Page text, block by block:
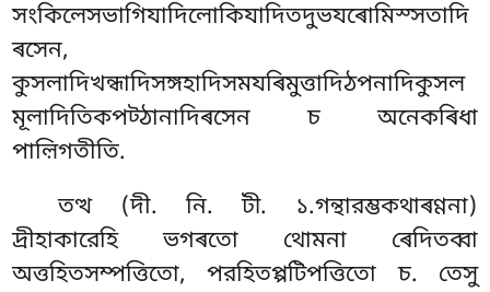
সংকিলেসভাগিযাদিলোকিযাদিতদুভযৰোমিস্সতাদি
ৰসেন,
কুসলাদিখন্ধাদিসঙ্গহাদিসমযৰিমুত্তাদিঠপনাদিকুসল
মূলাদিতিকপট্ঠানাদিৰসেন চ অনেকৰিধা
পাল়িগতীতি.
তত্থ (দী. নি. টী. ১.গন্থারম্ভকথাৰণ্ণনা)
দ্ৰীহাকারেহি ভগৰতো থোমনা ৰেদিতব্বা
অত্তহিতসম্পত্তিতো, পরহিতপ্পটিপত্তিতো চ. তেসু